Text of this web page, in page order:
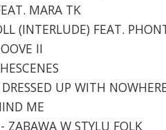
MARA TK
(INTERLUDE) FEAT.
II
UP WITH
ME
ZABAWA W STYLU FOLK